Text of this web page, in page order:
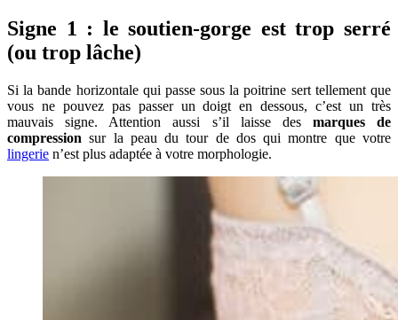
Signe 1 : le soutien-gorge est trop serré
(ou trop lâche)
Si la bande horizontale qui passe sous la poitrine sert tellement que
vous ne pouvez pas passer un doigt en dessous, c’est un très
mauvais signe. Attention aussi s’il laisse des marques de
compression sur la peau du tour de dos qui montre que votre
lingerie n’est plus adaptée à votre morphologie.